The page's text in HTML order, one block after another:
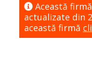
Această
actualizate din
această firmă